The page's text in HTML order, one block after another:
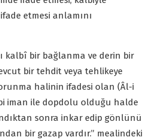
etmesi anlamını
kalbî bir bağlanma ve derin bir
bir tehdit veya tehlikeye
halinin ifadesi olan (Âl-i
iman ile dopdolu olduğu halde
sonra inkar edip gönlünü
bir gazap vardır.” mealindeki